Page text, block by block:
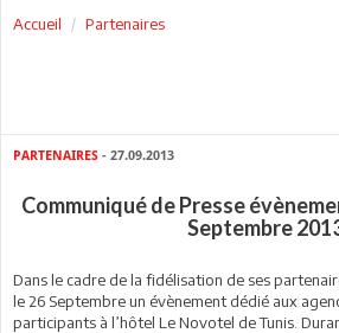
Accueil Partenaires
PARTENAIRES - 27.09.2013
Communiqué de Presse
Septembre
Dans le cadre de la fidélisation de ses
le 26 Septembre un évènement dédié aux
participants à l’hôtel Le Novotel de Tunis.